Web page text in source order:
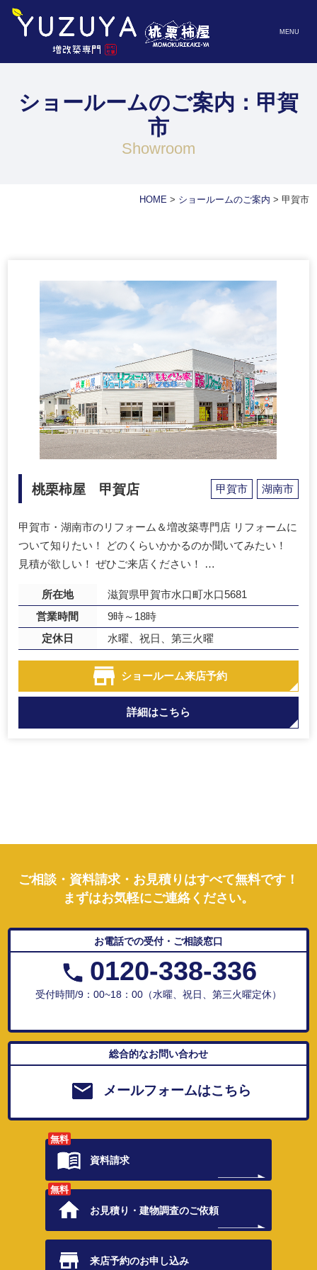
MENU
ショールームのご案内：甲賀
市
showroom
HOME> ショールームのご案内 > 甲賀市
桃栗柿屋 甲賀店 甲賀市 湖南市
甲賀市・湖南市のリフォーム＆増改築専門店 リフォームに
ついて知りたい！ どのくらいかかるのか聞いてみたい！
見積が欲しい！ ぜひご来店ください！ …
所在地
滋賀県甲賀市水口町水口5681
営業時間
9時～18時
定休日
水曜、祝日、第三火曜
ショールーム来店予約
詳細はこちら
ご相談・資料請求・お見積りはすべて無料です！
まずはお気軽にご連絡ください。
お電話での受付・ご相談窓口
0120-338-336
受付時間/9：00~18：00（水曜、祝日、第三火曜定休）
総合的なお問い合わせ
メールフォームはこちら
無料
資料請求
無料
お見積り・建物調査のご依頼
来店予約のお申し込み